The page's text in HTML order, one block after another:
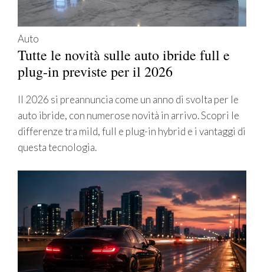
Auto
Tutte le novità sulle auto ibride full e
plug-in previste per il 2026
Il 2026 si preannuncia come un anno di svolta per le
auto ibride, con numerose novità in arrivo. Scopri le
differenze tra mild, full e plug-in hybrid e i vantaggi di
questa tecnologia.